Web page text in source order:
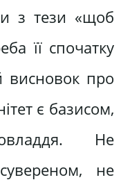
з тези «щоб
її спочатку
висновок про
є базисом,
Не
не